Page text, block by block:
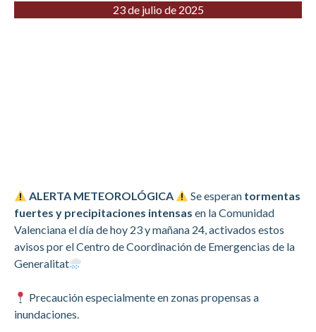
23 de julio de 2025
ALERTA METEOROLÓGICA Se esperan tormentas
fuertes y precipitaciones intensas en la Comunidad
Valenciana el día de hoy 23 y mañana 24, activados estos
avisos por el Centro de Coordinación de Emergencias de la
Generalitat
Precaución especialmente en zonas propensas a
inundaciones.